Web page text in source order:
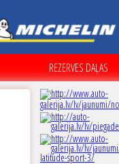
REZERVES DAĻAS